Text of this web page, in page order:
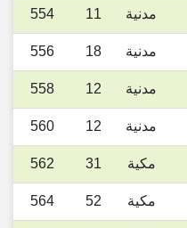
مدنية 11
554
مدنية 18
556
مدنية 12
558
مدنية 12
560
مكية 31
562
مكية 52
564